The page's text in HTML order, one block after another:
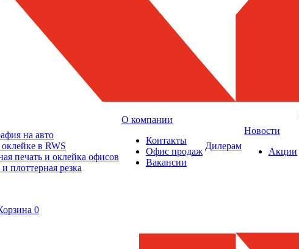
на авто
в RWS
печать и оклейка офисов
плоттерная резка
О компании
Контакты
Офис продаж
Вакансии
Дилерам
Новости
Акции
0